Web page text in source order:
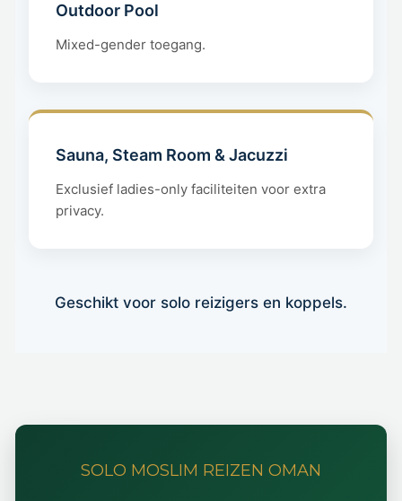
Outdoor Pool
Mixed-gender toegang.
Sauna, Steam Room & Jacuzzi
Exclusief ladies-only faciliteiten voor extra
privacy.
Geschikt voor solo reizigers en koppels.
SOLO MOSLIM REIZEN OMAN